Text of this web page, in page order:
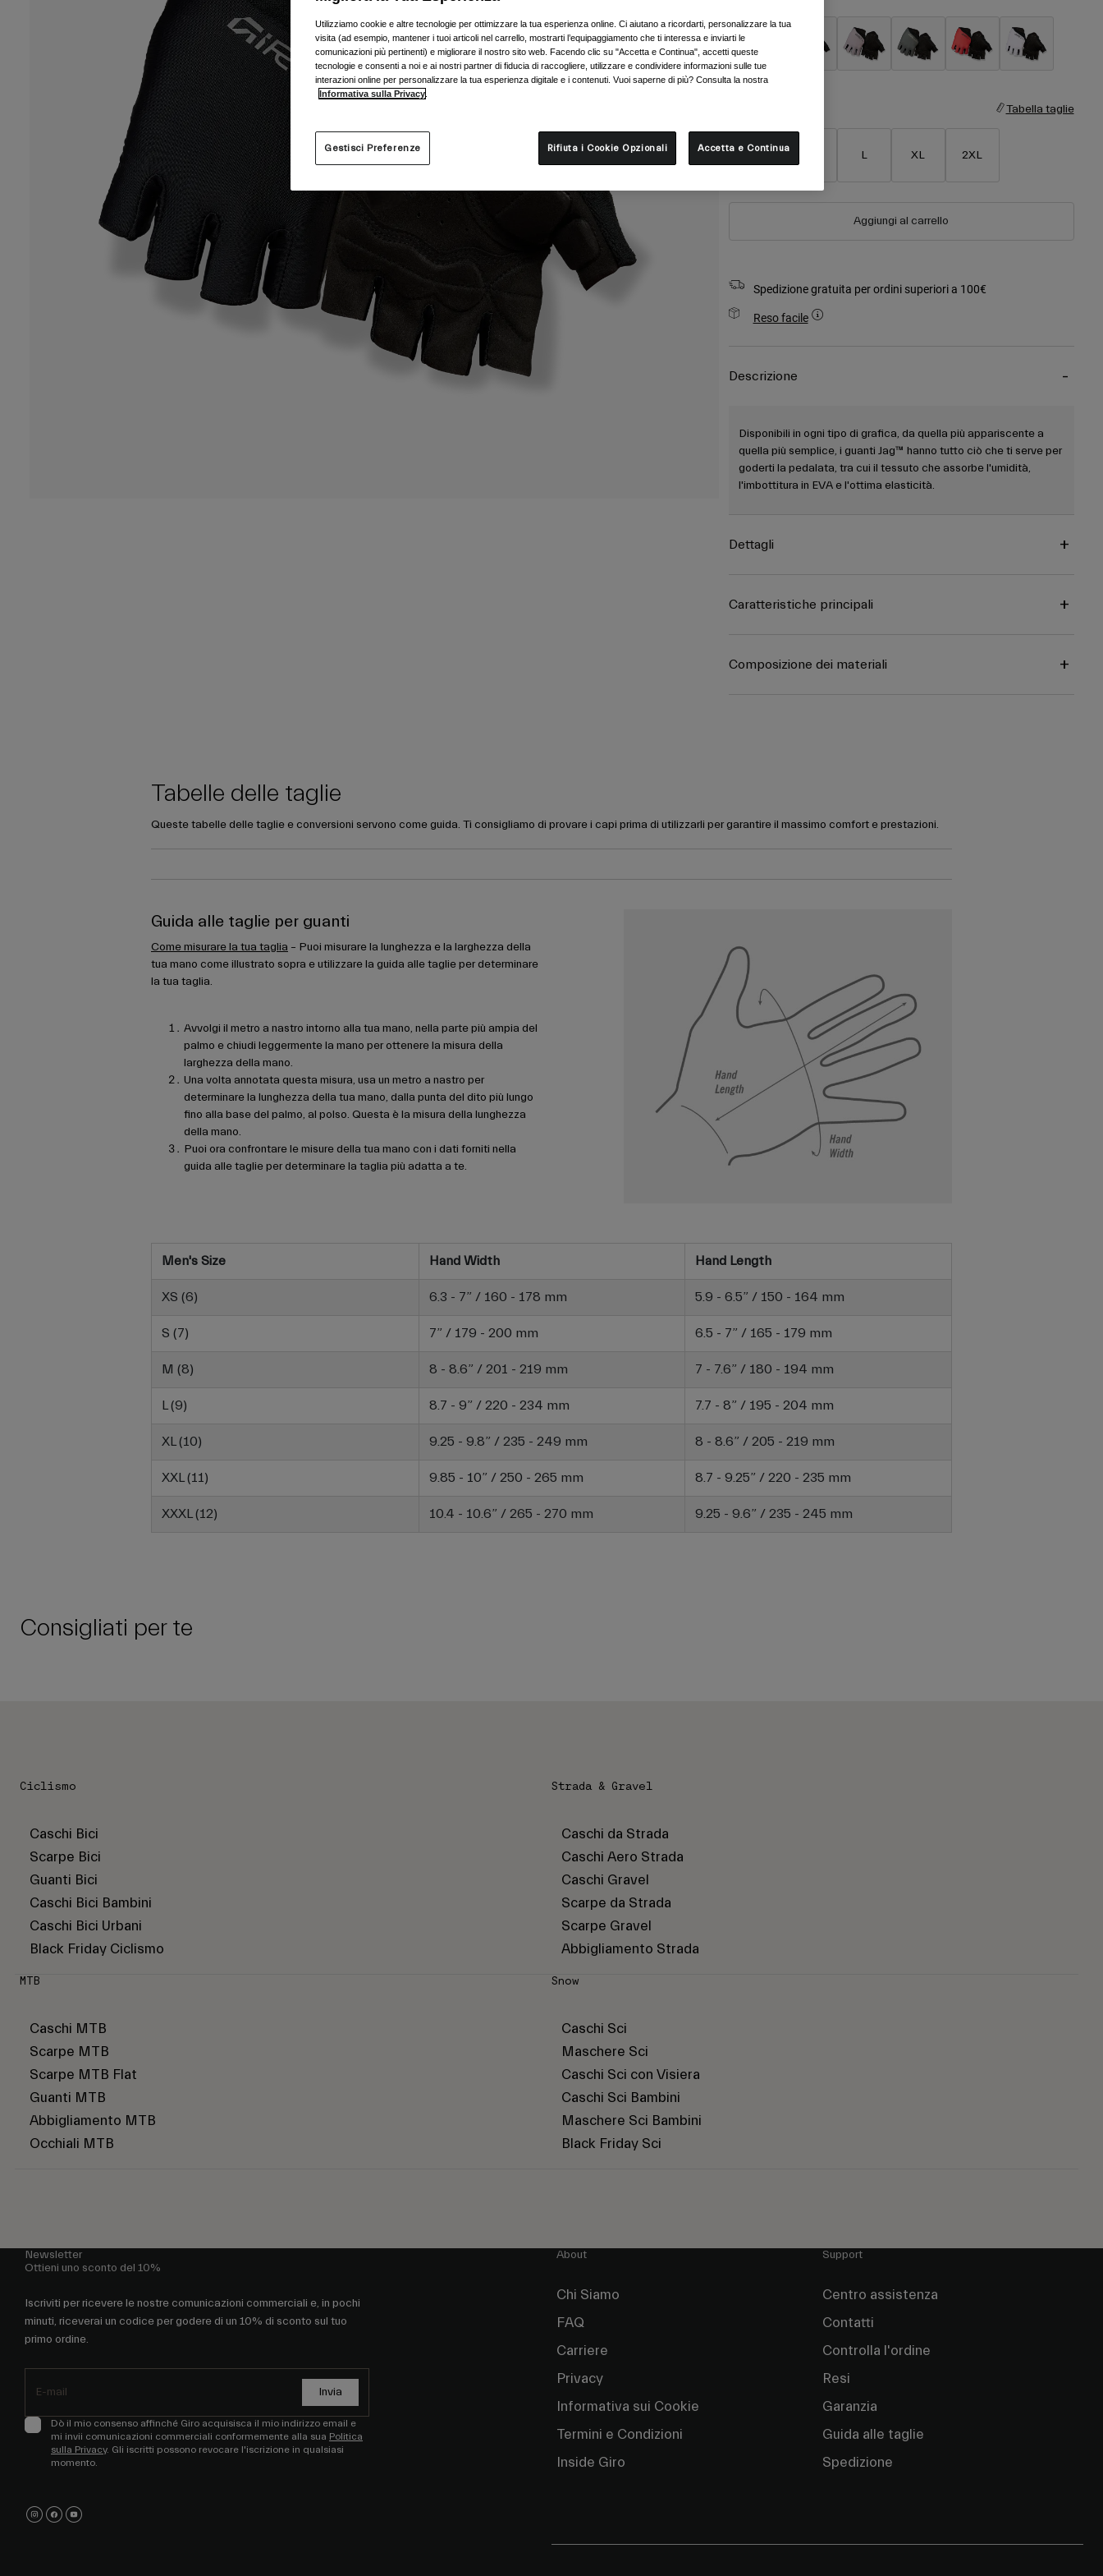
selezionato
Tabella taglie
S L XL 2XL
Aggiungi al carrello
Spedizione gratuita per ordini superiori a 100€
Reso facile
Descrizione
Disponibili in ogni tipo di grafica, da quella più appariscente a
quella più semplice, i guanti Jag™ hanno tutto ciò che ti serve per
goderti la pedalata, tra cui il tessuto che assorbe l'umidità,
l'imbottitura in EVA e l'ottima elasticità.
Dettagli
Caratteristiche principali
Composizione dei materiali
Tabelle delle taglie
Queste tabelle delle taglie e conversioni servono come guida. Ti consigliamo di provare i capi prima di utilizzarli per garantire il massimo comfort e prestazioni.
Guida alle taglie per guanti
Come misurare la tua taglia – Puoi misurare la lunghezza e la larghezza della
tua mano come illustrato sopra e utilizzare la guida alle taglie per determinare
la tua taglia.
Avvolgi il metro a nastro intorno alla tua mano, nella parte più ampia del
palmo e chiudi leggermente la mano per ottenere la misura della
larghezza della mano.
Una volta annotata questa misura, usa un metro a nastro per
determinare la lunghezza della tua mano, dalla punta del dito più lungo
fino alla base del palmo, al polso. Questa è la misura della lunghezza
della mano.
Puoi ora confrontare le misure della tua mano con i dati forniti nella
guida alle taglie per determinare la taglia più adatta a te.
Men's Size Hand Width Hand Length
XS (6) 6.3 - 7” / 160 - 178 mm 5.9 - 6.5” / 150 - 164 mm
S (7) 7” / 179 - 200 mm 6.5 - 7” / 165 - 179 mm
M (8) 8 - 8.6” / 201 - 219 mm 7 - 7.6” / 180 - 194 mm
L (9) 8.7 - 9” / 220 - 234 mm 7.7 - 8” / 195 - 204 mm
XL (10) 9.25 - 9.8” / 235 - 249 mm 8 - 8.6” / 205 - 219 mm
XXL (11) 9.85 - 10” / 250 - 265 mm 8.7 - 9.25” / 220 - 235 mm
XXXL (12) 10.4 - 10.6” / 265 - 270 mm 9.25 - 9.6” / 235 - 245 mm
Consigliati per te
Ciclismo
Caschi Bici
Scarpe Bici
Guanti Bici
Caschi Bici Bambini
Caschi Bici Urbani
Black Friday Ciclismo
Strada & Gravel
Caschi da Strada
Caschi Aero Strada
Caschi Gravel
Scarpe da Strada
Scarpe Gravel
Abbigliamento Strada
MTB
Caschi MTB
Scarpe MTB
Scarpe MTB Flat
Guanti MTB
Abbigliamento MTB
Occhiali MTB
Snow
Caschi Sci
Maschere Sci
Caschi Sci con Visiera
Caschi Sci Bambini
Maschere Sci Bambini
Black Friday Sci
Newsletter
Ottieni uno sconto del 10%
Iscriviti per ricevere le nostre comunicazioni commerciali e, in pochi
minuti, riceverai un codice per godere di un 10% di sconto sul tuo
primo ordine.
Invia
Dò il mio consenso affinché Giro acquisisca il mio indirizzo email e
mi invii comunicazioni commerciali conformemente alla sua Politica
sulla Privacy. Gli iscritti possono revocare l'iscrizione in qualsiasi
momento.
About
Chi Siamo
FAQ
Carriere
Privacy
Informativa sui Cookie
Termini e Condizioni
Inside Giro
Support
Centro assistenza
Contatti
Controlla l'ordine
Resi
Garanzia
Guida alle taglie
Spedizione
Utilizziamo cookie e altre tecnologie per ottimizzare la tua esperienza online. Ci aiutano a ricordarti, personalizzare la tua
visita (ad esempio, mantener i tuoi articoli nel carrello, mostrarti l’equipaggiamento che ti interessa e inviarti le
comunicazioni più pertinenti) e migliorare il nostro sito web. Facendo clic su "Accetta e Continua", accetti queste
tecnologie e consenti a noi e ai nostri partner di fiducia di raccogliere, utilizzare e condividere informazioni sulle tue
interazioni online per personalizzare la tua esperienza digitale e i contenuti. Vuoi saperne di più? Consulta la nostra
Informativa sulla Privacy
Gestisci Preferenze Rifiuta i Cookie Opzionali Accetta e Continua